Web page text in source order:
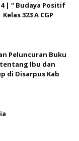
| “ Budaya Positif
323 A CGP
Peluncuran Buku
Ibu dan
di Disarpus Kab